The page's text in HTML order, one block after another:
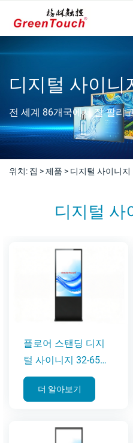
디지털 사이니
전 세계 86개국에서 잘 팔리
위치: 집 >제품 > 디지털 사이니지
디지털 사
플로어 스탠딩 디지
털 사이니지 32-65인
치(6C 시리즈)
더 알아보기